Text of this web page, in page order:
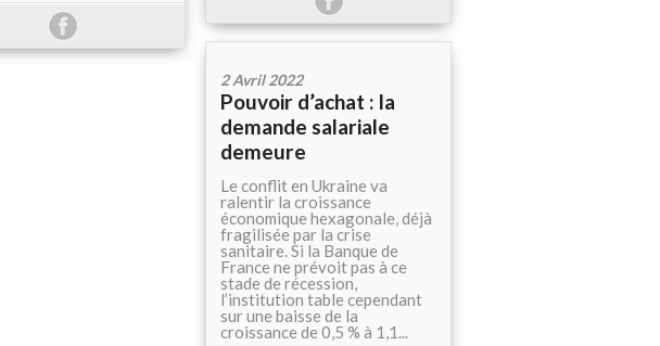
2 Avril 2022
Pouvoir d’achat : la
demande salariale
demeure
Le conflit en Ukraine va
ralentir la croissance
économique hexagonale, déjà
fragilisée par la crise
sanitaire. Si la Banque de
France ne prévoit pas à ce
stade de récession,
l’institution table cependant
sur une baisse de la
croissance de 0,5 % à 1,1...